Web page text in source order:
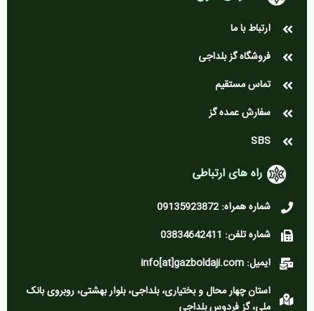
ارتباط با ما
فروشگاه گز بلداجی
تماس مستقیم
سفارش عمده گز
SBS
راه های ارتباطی
شماره همراه: 09135923872
شماره تلفن: 03834642411
ایمیل: info[at]gazboldaji.com
استان چهار محال و بختیاری، بلداجی، بلوار بهشتی، روبروی بانک
ملی، گز فردوس بلداجی